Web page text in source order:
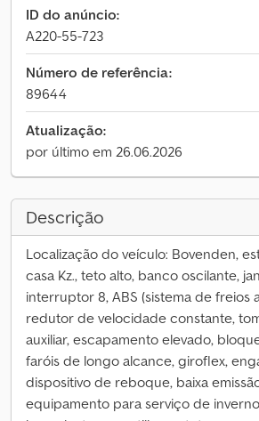
ID do anúncio:
A220-55-723
Número de referência:
89644
Atualização:
por último em 26.06.2026
Descrição
Localização do veículo: Bovenden,
casa Kz., teto alto, banco oscilante,
interruptor 8, ABS (sistema de freios
redutor de velocidade constante,
auxiliar, escapamento elevado,
faróis de longo alcance, giroflex,
dispositivo de reboque, baixa
equipamento para serviço de